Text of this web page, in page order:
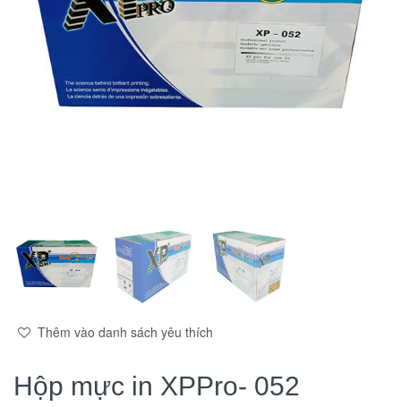
Thêm vào danh sách yêu thích
Hộp mực in XPPro- 052